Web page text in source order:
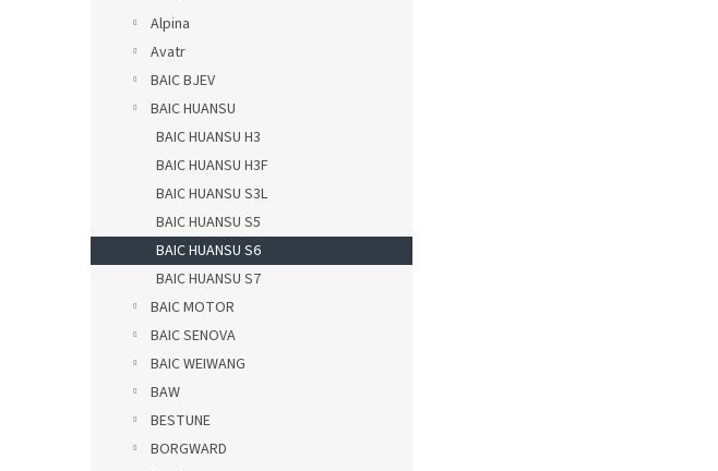
Alpina
Avatr
BAIC BJEV
BAIC HUANSU
BAIC HUANSU H3
BAIC HUANSU H3F
BAIC HUANSU S3L
BAIC HUANSU S5
BAIC HUANSU S6
BAIC HUANSU S7
BAIC MOTOR
BAIC SENOVA
BAIC WEIWANG
BAW
BESTUNE
BORGWARD